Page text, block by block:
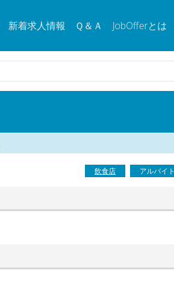
新着求人情報 Ｑ＆Ａ JobOfferとは
飲食店 アルバイト